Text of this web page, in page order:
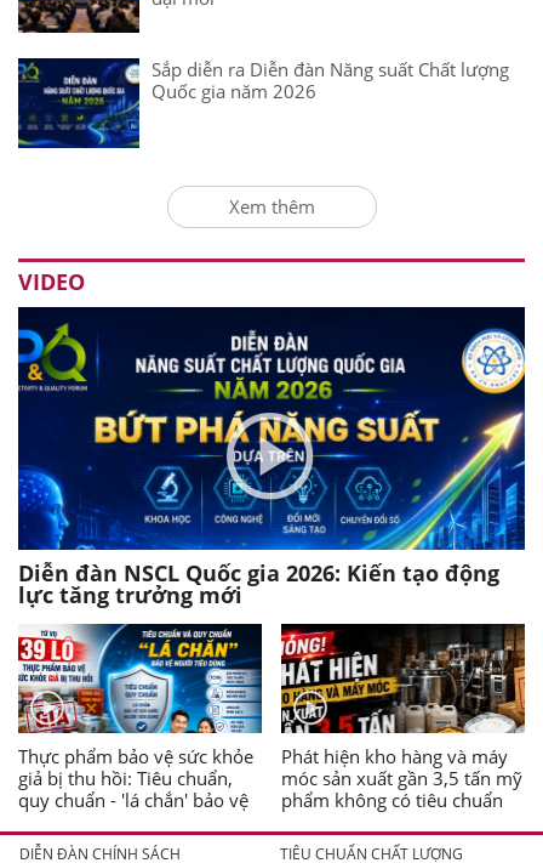
Sắp diễn ra Diễn đàn Năng suất Chất lượng
Quốc gia năm 2026
Xem thêm
VIDEO
Diễn đàn NSCL Quốc gia 2026: Kiến tạo động
lực tăng trưởng mới
Thực phẩm bảo vệ sức khỏe
giả bị thu hồi: Tiêu chuẩn,
quy chuẩn - 'lá chắn' bảo vệ
Phát hiện kho hàng và máy
móc sản xuất gần 3,5 tấn mỹ
phẩm không có tiêu chuẩn
DIỄN ĐÀN CHÍNH SÁCH TIÊU CHUẨN CHẤT LƯỢNG